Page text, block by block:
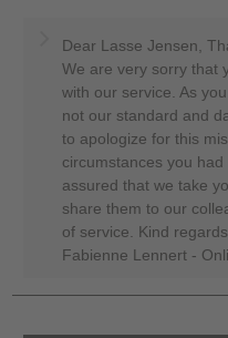
Dear Lasse Jensen,
We are very sorry that
with our service. As
not our standard and
to apologize for this
circumstances you
assured that we take
share them to our
of service. Kind
Fabienne Lennert -